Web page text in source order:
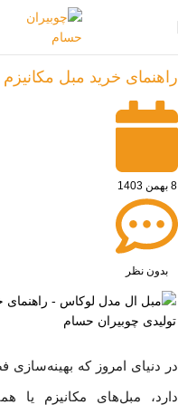
راهنمای خرید مبل
8 بهمن 1403
بدون نظر
در دنیای امروز که بهینه‌سازی
دارد، مبل‌های مکانیزم یا